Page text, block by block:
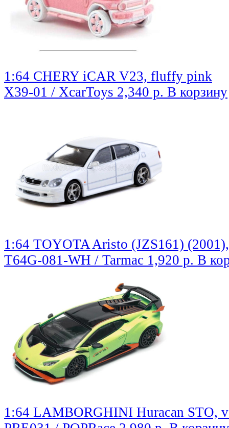
1:64 CHERY iCAR V23, fluffy pink
X39-01 / XcarToys 2,340 р. В корзину
1:64 TOYOTA Aristo (JZS161)
T64G-081-WH / Tarmac 1,920 р. В
1:64 LAMBORGHINI Huracan STO,